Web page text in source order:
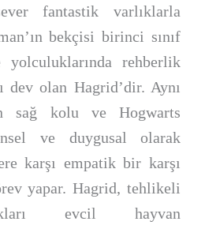
fantastik varlıklarla
bekçisi birinci sınıf
yolculuklarında rehberlik
dev olan Hagrid’dir. Aynı
sağ kolu ve Hogwarts
ve duygusal olarak
karşı empatik bir karşı
yapar. Hagrid, tehlikeli
evcil hayvan